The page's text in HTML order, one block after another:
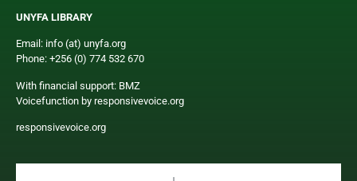
UNYFA LIBRARY
Email: info (at) unyfa.org
Phone: +256 (0) 774 532 670
With financial support: BMZ
Voicefunction by responsivevoice.org
responsivevoice.org